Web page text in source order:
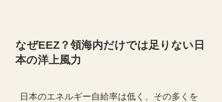
なぜEEZ？領海内だけでは足りない日
本の洋上風力
日本のエネルギー自給率は低く、その多くを